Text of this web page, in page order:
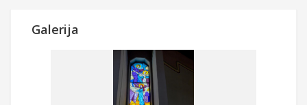
Galerija